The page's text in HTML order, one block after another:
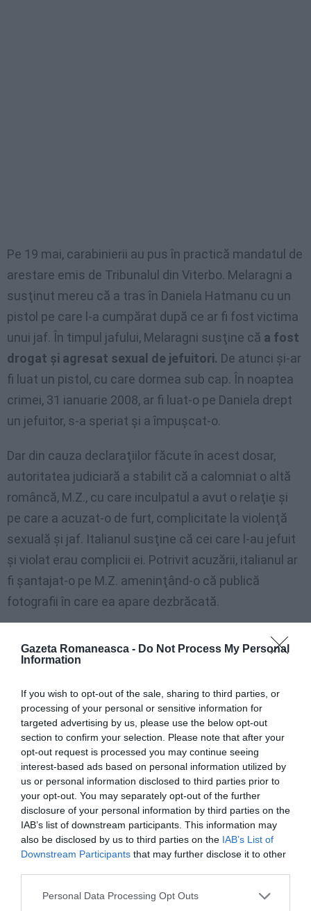
Gazeta Romaneasca - Do Not Process My Personal
Information
If you wish to opt-out of the sale, sharing to third parties, or
processing of your personal or sensitive information for
targeted advertising by us, please use the below opt-out
section to confirm your selection. Please note that after your
opt-out request is processed you may continue seeing
interest-based ads based on personal information utilized by
us or personal information disclosed to third parties prior to
your opt-out. You may separately opt-out of the further
disclosure of your personal information by third parties on the
IAB’s list of downstream participants. This information may
also be disclosed by us to third parties on the IAB’s List of
Downstream Participants that may further disclose it to other
Personal Data Processing Opt Outs
Pe 19 mai, carabinierii au pus în practică mandatul de
arestare emis de Tribunalul din Viterbo. Melaragni a
susţinut mereu că a tras în Daniela Hatmanu cu un
pistol pe care l-a cumpărat după ce ar fi fost victima
unui jaf. În timpul jafului, Melaragni susţine că a fost
drogat şi agresat sexual de jefuitori. De atunci şi-ar
fi luat un pistol, cu care dormea sub cap. În noaptea
crimei, 31 ianuarie 2008, ar fi luat-o pe Daniela drept
un jefuitor, s-a speriat şi a împuşcat-o.
Dar din cauza declaraţiilor făcute în acest dosar,
autoritatea judiciară a stabilit că a calomniat o altă
româncă, M.Z., cu care inculpatul a avut o relaţie şi
pe care a acuzat-o de furt, complicitate la violenţă
sexuală şi jaf. Italianul susţine că cei care l-au jefuit
şi violat erau complicii ei. Potrivit acuzării, italianul ar
fi şantajat-o pe M.Z. ameninţând-o că publică
fotografii în care ea apare dezbrăcată.
Procesul în care Melaragni este acuzat de uciderea
Danielei Hatmanu a început pe 7 februarie 2011. În
prietenă a inculpatului, care a dezminţit faptul că
Melaragni ar fi fost violat în 2007. „Eram împreună în
noaptea de 12-13 octombrie din 2007 – a provestit
femeia în faţa judecătorilor – Nu a avut loc niciun jaf,
Melaragni nu a fost violat de hoţi, nimeni nu a intrat în
casă”.
Jaful şi violul pe care l-ar fi suferit atunci reprezintă
cheia apărării lui Melaragni: după acea noapte ar fi
fost atât de traumatizat şi terorizat încât a montat o
alarmă anti-furt şi şi-a cumpărat un pistol Beretta 9,